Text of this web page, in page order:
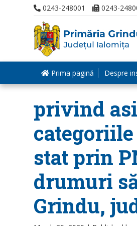
0243-248001 0243-
Prima pagină Despre
privind
stat prin
drumuri
Grindu,